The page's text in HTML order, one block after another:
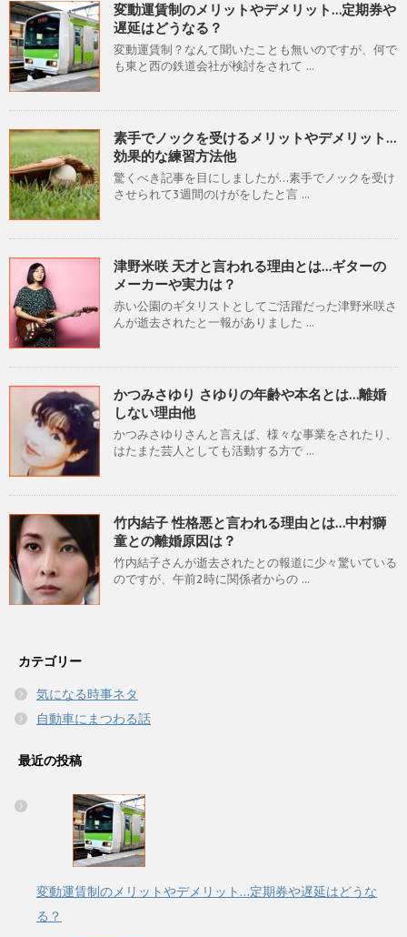
変動運賃制のメリットやデメリット…定期券や
遅延はどうなる？
変動運賃制？なんて聞いたことも無いのですが、何で
も東と西の鉄道会社が検討をされて ...
素手でノックを受けるメリットやデメリット…
効果的な練習方法他
驚くべき記事を目にしましたが…素手でノックを受け
させられて3週間のけがをしたと言 ...
津野米咲 天才と言われる理由とは…ギターの
メーカーや実力は？
赤い公園のギタリストとしてご活躍だった津野米咲さ
んが逝去されたと一報がありました ...
かつみさゆり さゆりの年齢や本名とは…離婚
しない理由他
かつみさゆりさんと言えば、様々な事業をされたり、
はたまた芸人としても活動する方で ...
竹内結子 性格悪と言われる理由とは…中村獅
童との離婚原因は？
竹内結子さんが逝去されたとの報道に少々驚いている
のですが、午前2時に関係者からの ...
カテゴリー
気になる時事ネタ
自動車にまつわる話
最近の投稿
変動運賃制のメリットやデメリット…定期券や遅延はどうな
る？